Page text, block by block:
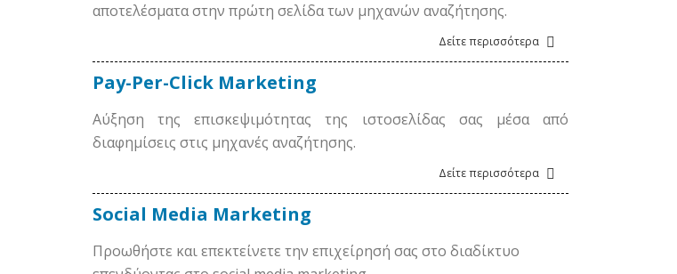
αποτελέσματα στην πρώτη σελίδα των μηχανών αναζήτησης.
Δείτε περισσότερα
Pay-Per-Click Marketing
Αύξηση της επισκεψιμότητας της ιστοσελίδας σας μέσα από
διαφημίσεις στις μηχανές αναζήτησης.
Δείτε περισσότερα
Social Media Marketing
Προωθήστε και επεκτείνετε την επιχείρησή σας στο διαδίκτυο